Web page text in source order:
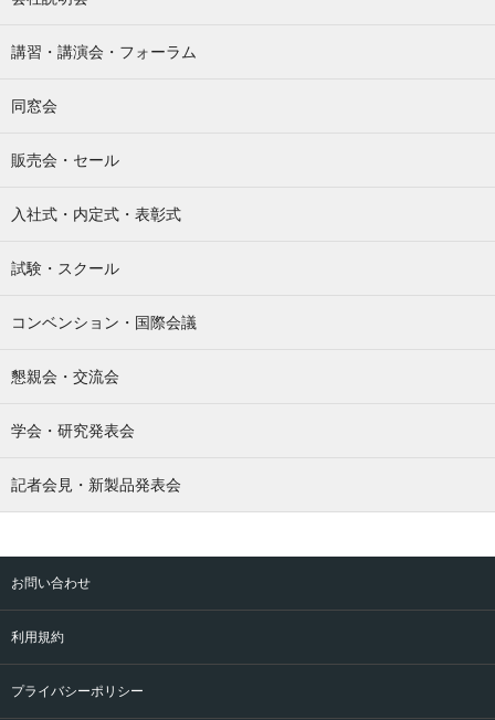
講習・講演会・フォーラム
同窓会
販売会・セール
入社式・内定式・表彰式
試験・スクール
コンベンション・国際会議
懇親会・交流会
学会・研究発表会
記者会見・新製品発表会
お問い合わせ
利用規約
プライバシーポリシー